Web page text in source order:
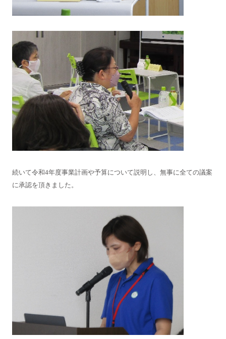
続いて令和4年度事業計画や予算について説明し、無事に全ての議案
に承認を頂きました。